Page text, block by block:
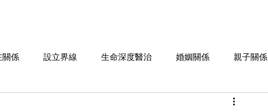
關係 設立界線 生命深度醫治 婚姻關係 親子關係
生命灌溉與成長